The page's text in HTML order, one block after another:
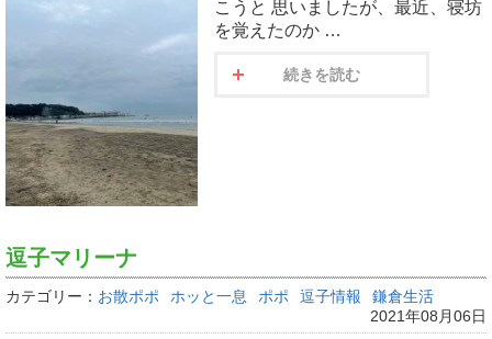
こうと 思いましたが、最近、寝坊
を覚えたのか …
続きを読む
逗子マリーナ
カテゴリー： お散ポポ ホッと一息 ポポ 逗子情報
鎌倉生活
2021年08月06日